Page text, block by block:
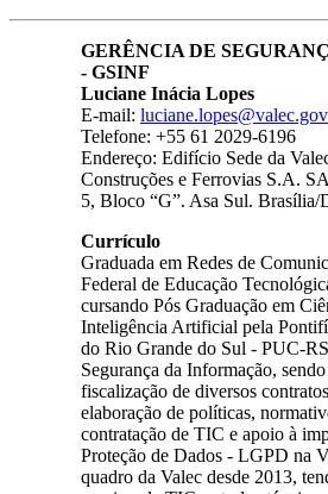
GERÊNCIA DE
- GSINF
Luciane Inácia Lopes
E-mail:
Telefone: +55 61 2029-6196
Endereço: Edifício Sede da
Construções e Ferrovias S.A.
5, Bloco “G”. Asa Sul. Brasília/
Currículo
Graduada em Redes de
Federal de Educação
cursando Pós Graduação em
Inteligência Artificial pela
do Rio Grande do Sul - PUC-
Segurança da Informação,
fiscalização de diversos
elaboração de políticas,
contratação de TIC e apoio à
Proteção de Dados - LGPD na
quadro da Valec desde 2013,